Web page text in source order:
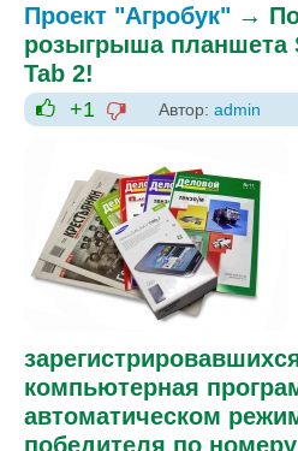
Проект "Агробук" →
розыгрыша планшета
Tab 2!
+1
+1
-1
Автор: admin
компьютерная
автоматическом
победителя по